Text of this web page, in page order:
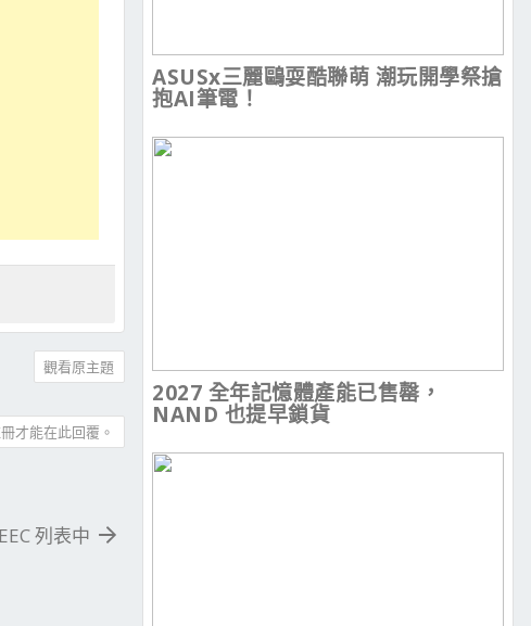
觀看原主題
才能在此回覆。
列表中
ASUSx三麗鷗耍酷聯萌 潮玩開學祭搶
抱AI筆電！
2027 全年記憶體產能已售罄，
NAND 也提早鎖貨